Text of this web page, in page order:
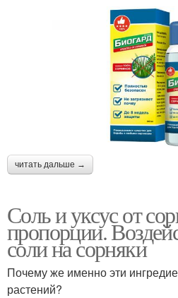
читать дальше →
Соль и уксус от
пропорции.
соли на сорняки
Почему же именно эти
растений?